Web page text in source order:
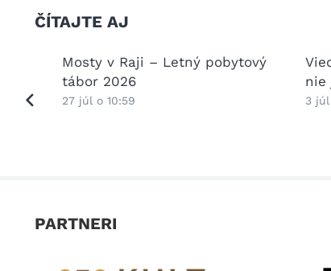
ČÍTAJTE AJ
Mosty v Raji – Letný pobytový
tábor 2026
27 júl o 10:59
nie
3 júl
PARTNERI